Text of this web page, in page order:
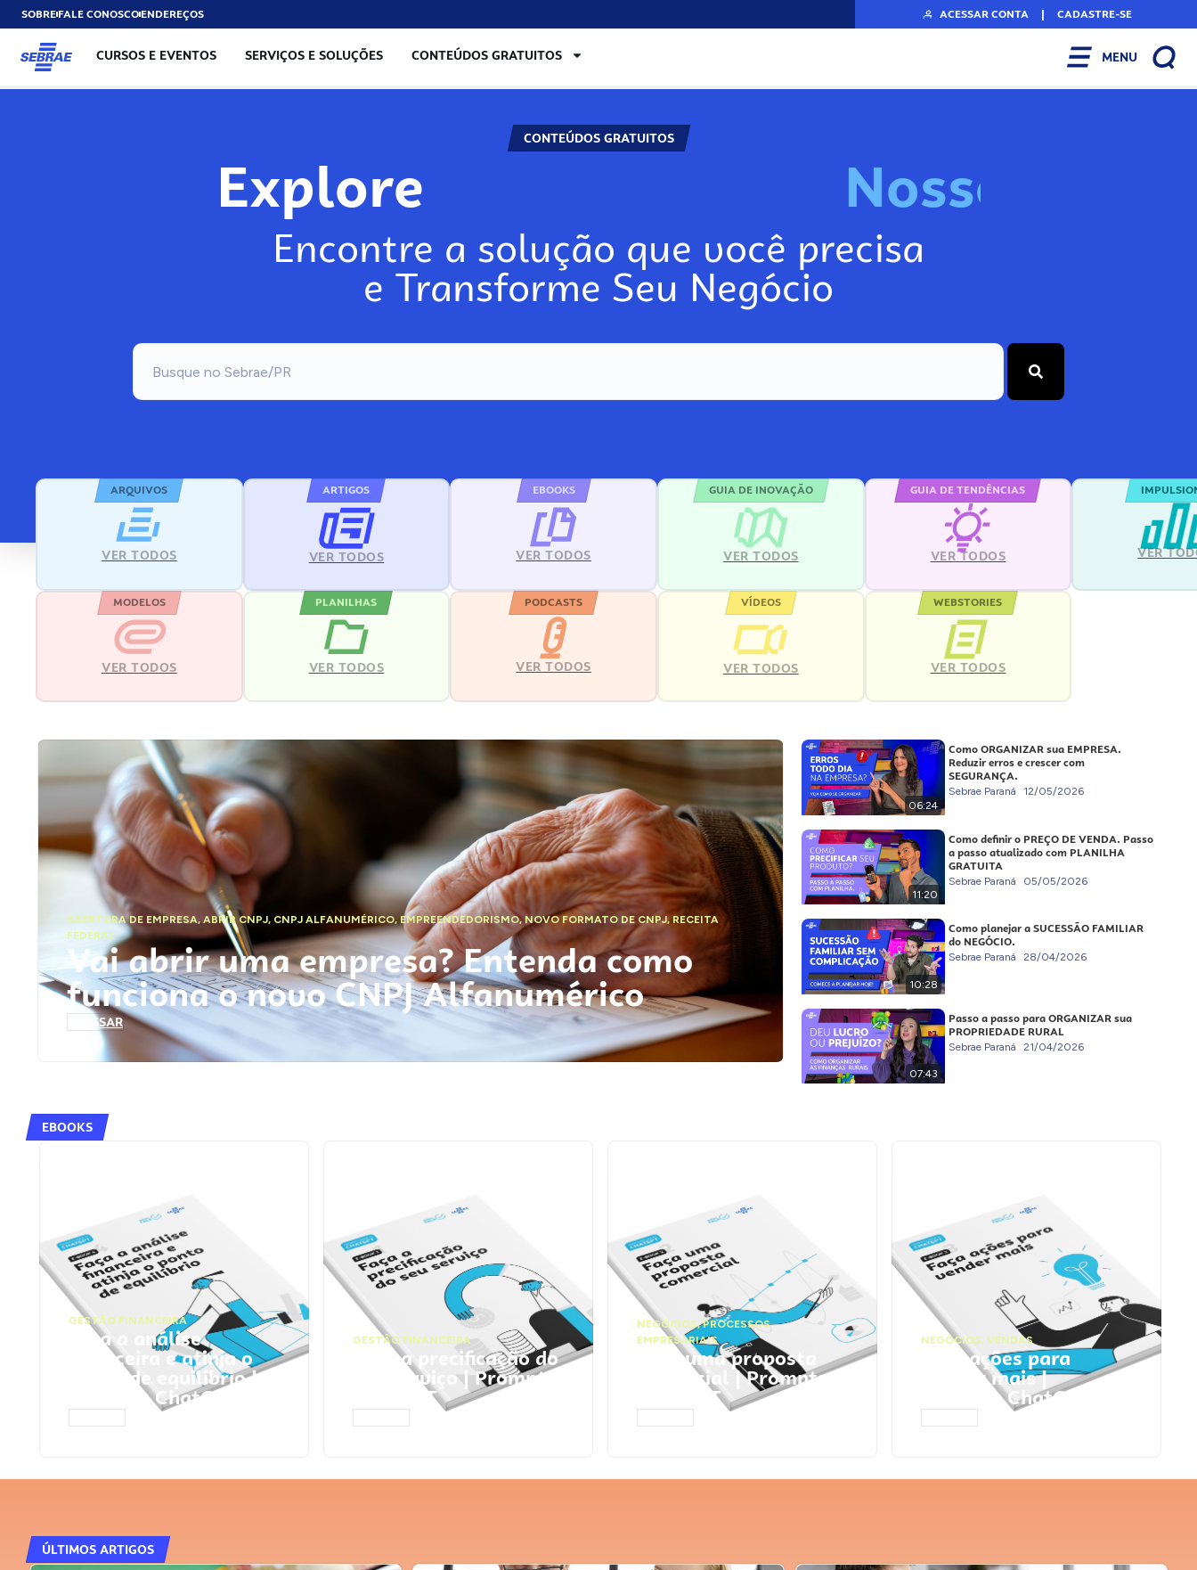
SOBREFALE CONOSCOENDEREÇOS ACESSAR CONTA | CADASTRE-SE
CURSOS E EVENTOS SERVIÇOS E SOLUÇÕES CONTEÚDOS GRATUITOS MENU
CONTEÚDOS GRATUITOS
Explore No
Encontre a solução que você precisa
e Transforme Seu Negócio
ARQUIVOS
VER TODOS
ARTIGOS
VER TODOS
EBOOKS
VER TODOS
GUIA DE INOVAÇÃO
VER TODOS
GUIA DE TENDÊNCIAS
VER TODOS VER
MODELOS
VER TODOS
PLANILHAS
VER TODOS
PODCASTS
VER TODOS
VÍDEOS
VER TODOS
WEBSTORIES
VER TODOS
ABERTURA DE EMPRESA,ABRIR CNPJ, CNPJ ALFANUMÉRICO, EMPREENDEDORISMO,NOVO FORMATO DE CNPJ,RECEITA
FEDERAL
Vai abrir uma empresa? Entenda como
funciona o novo CNPJ Alfanumérico
ACESSAR
06:24
Como ORGANIZAR sua EMPRESA.
Reduzir erros e crescer com
SEGURANÇA.
Sebrae Paraná 12/05/2026
11:20
Como definir o PREÇO DE VENDA. Passo
a passo atualizado com PLANILHA
GRATUITA
Sebrae Paraná 05/05/2026
10:28
Como planejar a SUCESSÃO FAMILIAR
do NEGÓCIO.
Sebrae Paraná 28/04/2026
07:43
Passo a passo para ORGANIZAR sua
PROPRIEDADE RURAL
Sebrae Paraná 21/04/2026
EBOOKS
GESTÃO FINANCEIRA
Faça a análise
financeira e atinja o
ponto de equilíbrio |
Prompts ChatGPT
GESTÃO FINANCEIRA
Faça a precificação do
seu serviço | Prompts
ChatGPT
NEGÓCIOS,PROCESSOS
EMPRESARIAIS
Faça uma proposta
comercial | Prompts
ChatGPT
NEGÓCIOS, VENDAS
Faça ações para
vender mais |
Prompts ChatGPT
ÚLTIMOS ARTIGOS